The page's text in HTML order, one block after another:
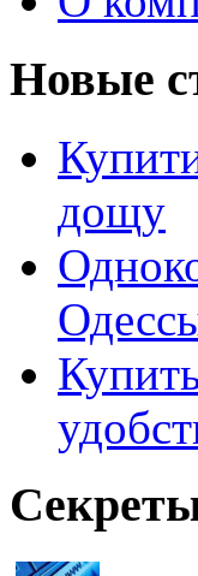
Новые
дощу